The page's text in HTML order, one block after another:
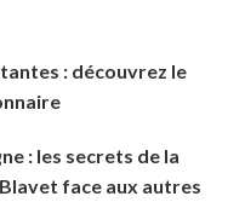
: découvrez le
: les secrets de la
face aux autres